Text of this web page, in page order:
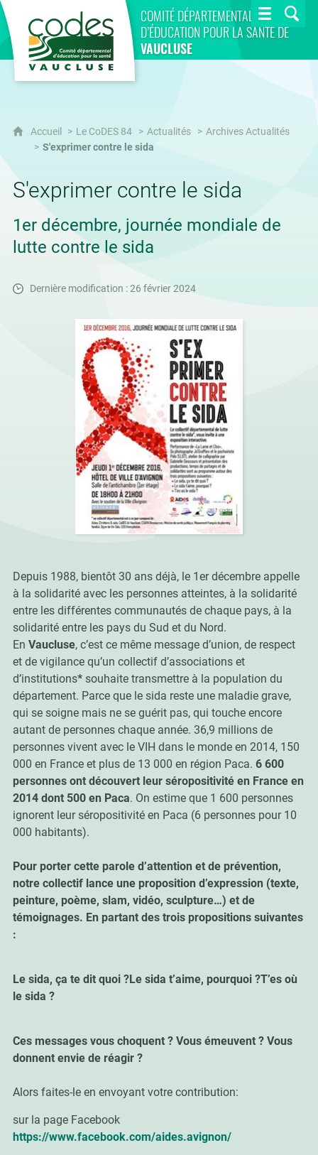
COMITÉ DÉPARTEMENTAL
D’ÉDUCATION POUR LA SANTÉ DE
VAUCLUSE
CoDES 84
Accueil Le CoDES 84 Actualités
Archives Actualités
S'exprimer contre le sida
S'exprimer contre le sida
1er décembre, journée mondiale de
lutte contre le sida
Dernière modification : 26 février 2024
Depuis 1988, bientôt 30 ans déjà, le 1er décembre appelle
à la solidarité avec les personnes atteintes, à la solidarité
entre les différentes communautés de chaque pays, à la
solidarité entre les pays du Sud et du Nord.
En Vaucluse, c’est ce même message d’union, de respect
et de vigilance qu’un collectif d’associations et
d’institutions*souhaite transmettre à la population du
département. Parce que le sida reste une maladie grave,
qui se soigne mais ne se guérit pas, qui touche encore
autant de personnes chaque année. 36,9 millions de
personnes vivent avec le VIH dans le monde en 2014, 150
000 en France et plus de 13 000 en région Paca. 6 600
personnes ont découvert leur séropositivité en France en
2014 dont 500 en Paca. On estime que 1 600 personnes
ignorent leur séropositivité en Paca (6 personnes pour 10
000 habitants).
Pour porter cette parole d’attention et de prévention,
notre collectif lance une proposition d’expression (texte,
peinture, poème, slam, vidéo, sculpture…) et de
témoignages. En partant des trois propositions suivantes
:
Le sida, ça te dit quoi ?Le sida t’aime, pourquoi ?T’es où
le sida ?
Ces messages vous choquent ? Vous émeuvent ? Vous
donnent envie de réagir ?
Alors faites-le en envoyant votre contribution:
sur la page Facebook
https://www.facebook.com/aides.avignon/